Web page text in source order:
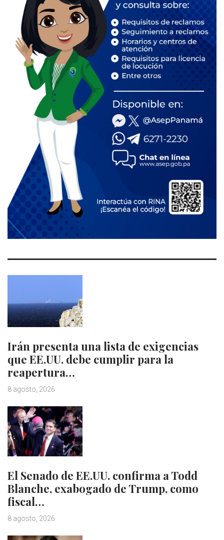
Irán presenta una lista de exigencias
que EE.UU. debe cumplir para la
reapertura…
8 agosto, 2026
El Senado de EE.UU. confirma a Todd
Blanche, exabogado de Trump, como
fiscal…
8 agosto, 2026